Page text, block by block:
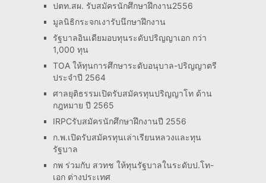
ปตท.สผ. รับสมัครนักศึกษาฝึกงาน2556
มูลนิธิกระจกเงารับนึกษาฝึกงาน
รัฐบาลอินเดียมอบทุนระดับปริญญาเอก กว่า
1,000 ทุน
TOA ให้ทุนการศึกษาระดับอนุบาล-ปริญญาตรี
ประจำปี 2564
ศาลยุติธรรมเปิดรับสมัครทุนปริญญาโท ด้าน
กฎหมาย ปี 2565
IRPCรับสมัครนักศึกษาฝึกงานปี 2556
ก.พ.เปิดรับสมัครทุนเล่าเรียนหลวงและทุน
รัฐบาล
กพ ร่วมกับ สวทช ให้ทุนรัฐบาลในระดับป.โท-
เอก ต่างประเทศ